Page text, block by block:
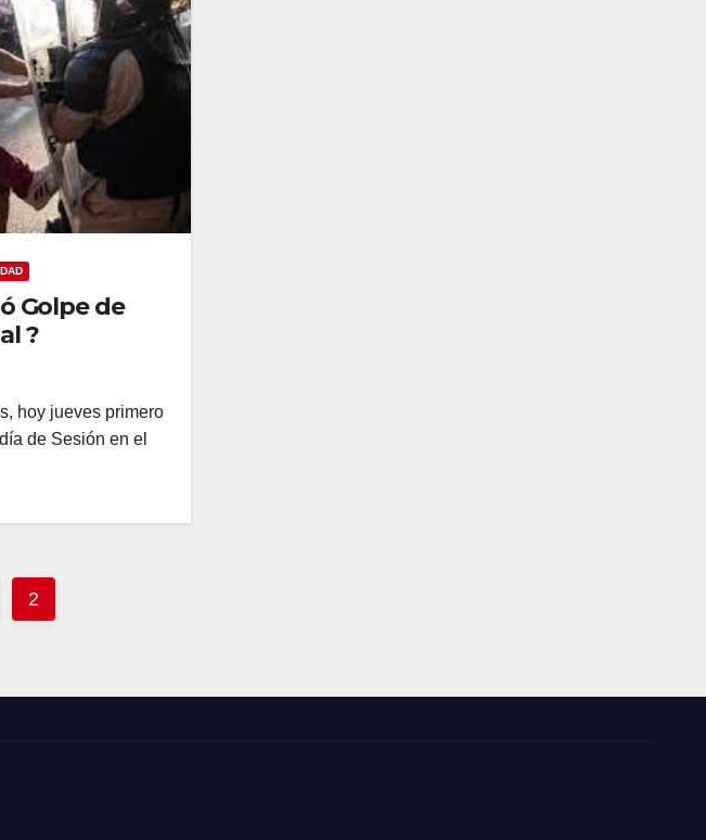
Golpe de
?
hoy jueves primero
de Sesión en el
2